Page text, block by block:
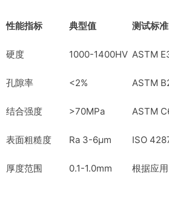
性能指标 典型值 测试标准
硬度 1000-1400HV ASTM
孔隙率 <2% ASTM
结合强度 >70MPa ASTM
表面粗糙度 Ra 3-6μm ISO
厚度范围 0.1-1.0mm 根据应